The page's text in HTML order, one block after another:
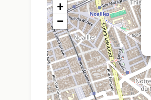
+
−